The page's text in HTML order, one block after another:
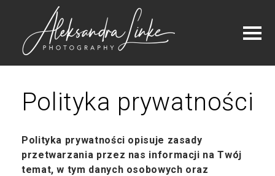
Polityka prywatności
Polityka prywatności opisuje zasady
przetwarzania przez nas informacji na Twój
temat, w tym danych osobowych oraz